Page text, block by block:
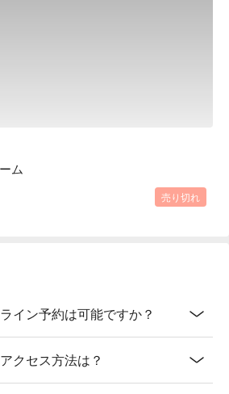
ム
売り切れ
イン予約は可能ですか？
クセス方法は？